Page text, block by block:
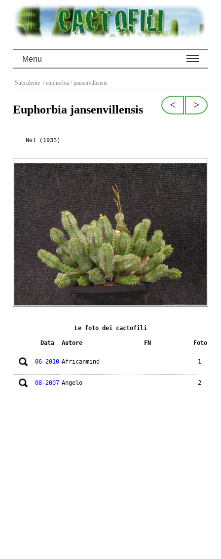
Menu
Succulente / euphorbia / jansenvillensis
>
<
Euphorbia jansenvillensis
Nel (1935)
Le foto dei cactofili
Data Autore FN Foto
06-2010 Africanmind 1
08-2007 Angelo 2